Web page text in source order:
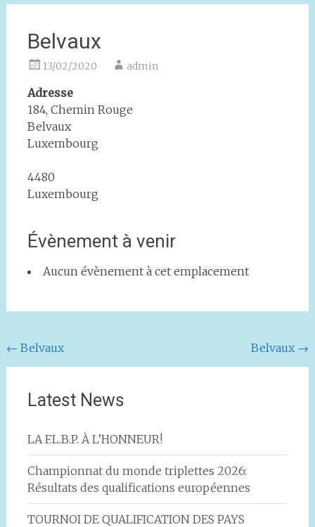
Belvaux
13/02/2020 admin
Adresse
184, Chemin Rouge
Belvaux
Luxembourg
4480
Luxembourg
Évènement à venir
Aucun évènement à cet emplacement
Navigation
de
l'article
← Belvaux Belvaux →
Latest News
LA F.L.B.P. À L’HONNEUR!
Championnat du monde triplettes 2026:
Résultats des qualifications européennes
TOURNOI DE QUALIFICATION DES PAYS